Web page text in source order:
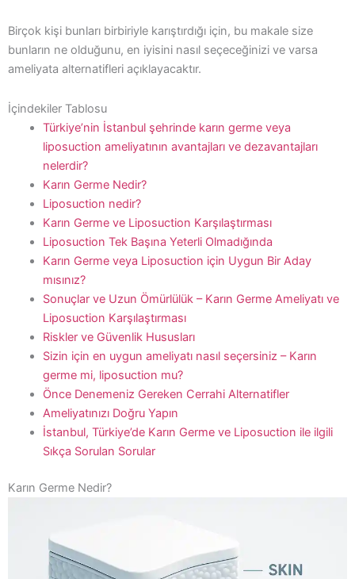
Birçok kişi bunları birbiriyle karıştırdığı için, bu makale size
bunların ne olduğunu, en iyisini nasıl seçeceğinizi ve varsa
ameliyata alternatifleri açıklayacaktır.
İçindekiler Tablosu
Türkiye’nin İstanbul şehrinde karın germe veya
liposuction ameliyatının avantajları ve dezavantajları
nelerdir?
Karın Germe Nedir?
Liposuction nedir?
Karın Germe ve Liposuction Karşılaştırması
Liposuction Tek Başına Yeterli Olmadığında
Karın Germe veya Liposuction için Uygun Bir Aday
mısınız?
Sonuçlar ve Uzun Ömürlülük – Karın Germe Ameliyatı ve
Liposuction Karşılaştırması
Riskler ve Güvenlik Hususları
Sizin için en uygun ameliyatı nasıl seçersiniz – Karın
germe mi, liposuction mu?
Önce Denemeniz Gereken Cerrahi Alternatifler
Ameliyatınızı Doğru Yapın
İstanbul, Türkiye’de Karın Germe ve Liposuction ile ilgili
Sıkça Sorulan Sorular
Karın Germe Nedir?